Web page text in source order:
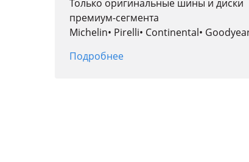
Только оригинальные шины и диски
премиум-сегмента
Michelin• Pirelli• Continental•
Подбор для Mercedes-Benz, BMW,
Подробнее